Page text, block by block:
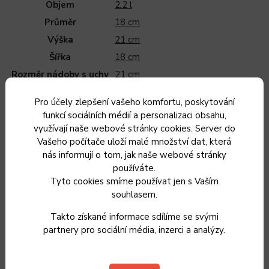
Pro účely zlepšení vašeho komfortu, poskytování
funkcí sociálních médií a personalizaci obsahu,
využívají naše webové stránky cookies. Server do
Vašeho počítače uloží malé množství dat, která
nás informují o tom, jak naše webové stránky
používáte.
Tyto cookies smíme používat jen s Vaším
souhlasem.
Takto získané informace sdílíme se svými
partnery pro sociální média, inzerci a analýzy.
Objem
2.2 l
Průměr
18 cm
Výška
21 cm
Šířka
18 cm
Rozměr nádoby s uchy 21 cm
Plyn
ANO
Indukční
ANO
El. sporák
ANO
Sklokeramika
ANO
Vhodné do trouby
NE
NE
Mikrovlnka
NE
Země původu
Rumunsko